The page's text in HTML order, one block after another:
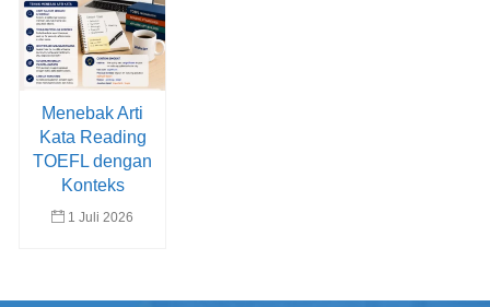
Menebak Arti
Kata Reading
TOEFL dengan
Konteks
1 Juli 2026